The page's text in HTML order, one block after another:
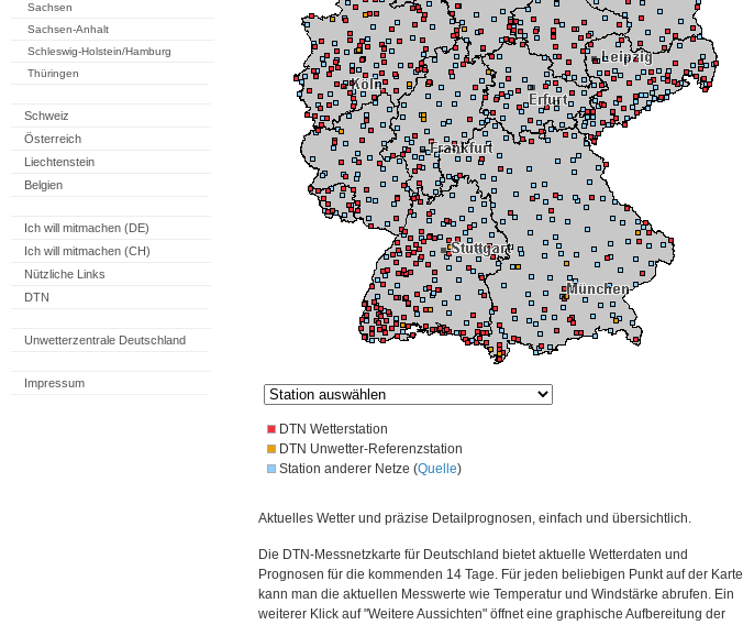
Sachsen
Sachsen-Anhalt
Schleswig-Holstein/Hamburg
Thüringen
Schweiz
Österreich
Liechtenstein
Belgien
Ich will mitmachen (DE)
Ich will mitmachen (CH)
Nützliche Links
DTN
Unwetterzentrale Deutschland
Impressum
DTN Wetterstation
DTN Unwetter-Referenzstation
Station anderer Netze (Quelle)
Aktuelles Wetter und präzise Detailprognosen, einfach und übersichtlich.
Die DTN-Messnetzkarte für Deutschland bietet aktuelle Wetterdaten und
Prognosen für die kommenden 14 Tage. Für jeden beliebigen Punkt auf der Karte
kann man die aktuellen Messwerte wie Temperatur und Windstärke abrufen. Ein
weiterer Klick auf "Weitere Aussichten" öffnet eine graphische Aufbereitung der